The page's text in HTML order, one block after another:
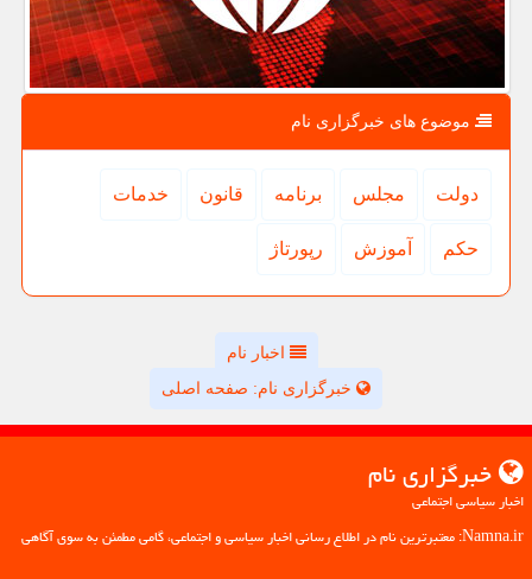
موضوع های خبرگزاری نام
دولت مجلس برنامه قانون خدمات
حكم آموزش رپورتاژ
اخبار نام
خبرگزاری نام: صفحه اصلی
خبرگزاری نام
اخبار سیاسی اجتماعی
Namna.ir: معتبرترین نام در اطلاع رسانی اخبار سیاسی و اجتماعی، گامی مطمئن به سوی آگاهی